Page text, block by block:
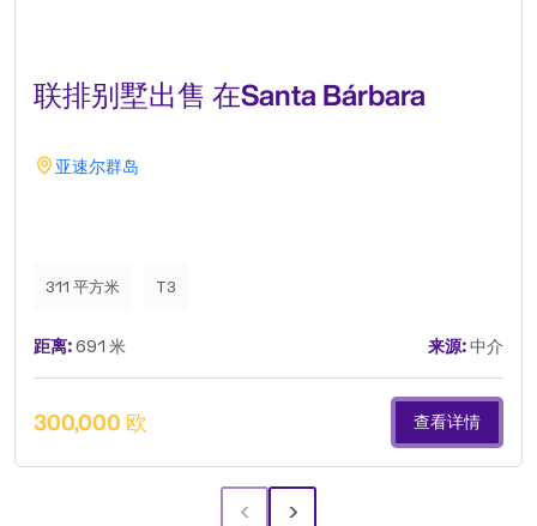
联排别墅出售 在Santa Bárbara
亚速尔群岛
311 平方米 T3
距离:691 米 来源:中介
300,000 欧 查看详情
‹ ›